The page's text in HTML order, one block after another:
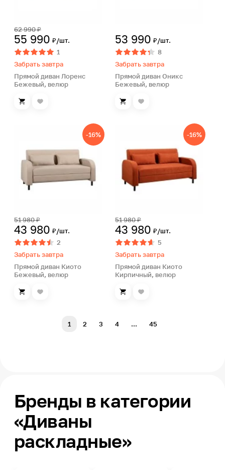
62 990 ₽
55 990 ₽/шт.
1
Забрать завтра
Прямой диван Лоренс
Бежевый, велюр
53 990 ₽/шт.
8
Забрать завтра
Прямой диван Оникс
Бежевый, велюр
-16%
51 980 ₽
43 980 ₽/шт.
2
Забрать завтра
Прямой диван Киото
Бежевый, велюр
-16%
51 980 ₽
43 980 ₽/шт.
5
Забрать завтра
Прямой диван Киото
Кирпичный, велюр
1 2 3 4 ... 45
Бренды в категории
«Диваны
раскладные»